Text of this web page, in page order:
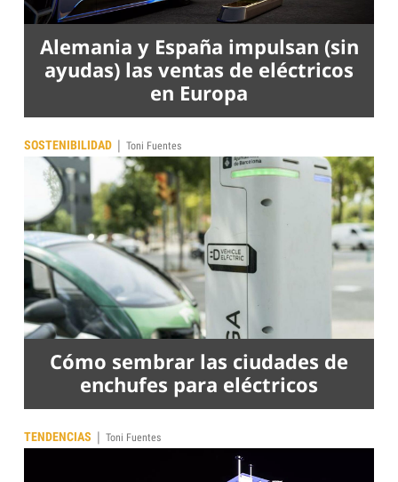
Alemania y España impulsan (sin
ayudas) las ventas de eléctricos
en Europa
SOSTENIBILIDAD | Toni Fuentes
Cómo sembrar las ciudades de
enchufes para eléctricos
TENDENCIAS | Toni Fuentes